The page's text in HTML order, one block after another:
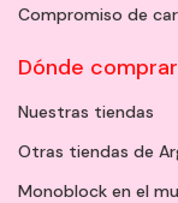
Compromiso de
Dónde comprar
Nuestras tiendas
Otras tiendas de
Monoblock en el